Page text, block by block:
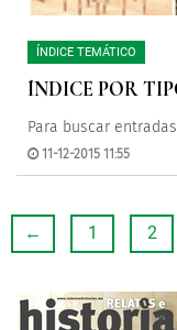
ÍNDICE TEMÁTICO
ÍNDICE POR
Para buscar
11-12-2015 11:55
← 1 2